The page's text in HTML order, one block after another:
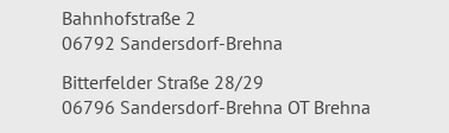
Bahnhofstraße 2
06792 Sandersdorf-Brehna
Bitterfelder Straße 28/29
06796 Sandersdorf-Brehna OT Brehna